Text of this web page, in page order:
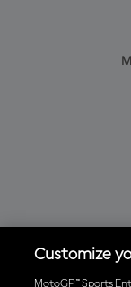
Customize
MotoGP™ Sports